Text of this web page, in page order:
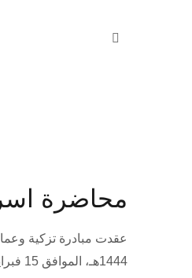
محاضرة
1444هـ، الموافق 15 فبراير 2023م، بمقر مؤسسة طابة بالمقطم..